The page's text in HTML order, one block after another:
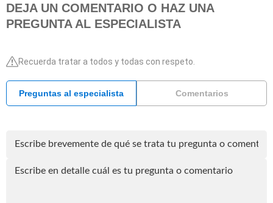
DEJA UN COMENTARIO O HAZ UNA
PREGUNTA AL ESPECIALISTA
Recuerda tratar a todos y todas con respeto.
Preguntas al especialista Comentarios